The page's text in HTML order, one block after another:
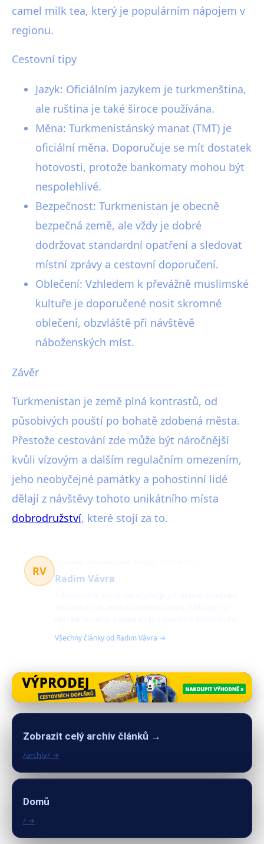
camel milk tea, který je populárním nápojem v
regionu.
Cestovní tipy
Jazyk: Oficiálním jazykem je turkmenština,
ale ruština je také široce používána.
Měna: Turkmenistánský manat (TMT) je
oficiální měna. Doporučuje se mít dostatek
hotovosti, protože bankomaty mohou být
nespolehlivé.
Bezpečnost: Turkmenistan je obecně
bezpečná země, ale vždy je dobré
dodržovat standardní opatření a sledovat
místní zprávy a cestovní doporučení.
Oblečení: Vzhledem k převážně muslimské
kultuře je doporučené nosit skromné
oblečení, obzvláště při návštěvě
náboženských míst.
Závěr
Turkmenistan je země plná kontrastů, od
působivých pouští po bohatě zdobená města.
Přestože cestování zde může být náročnější
kvůli vízovým a dalším regulačním omezením,
jeho neobyčejné památky a pohostinní lidé
dělají z návštěvy tohoto unikátního místa
dobrodružství, které stojí za to.
RV
Radim Vávra
Všechny články od Radim Vávra →
Zobrazit celý archiv článků →
/archiv/ →
Domů
/ →